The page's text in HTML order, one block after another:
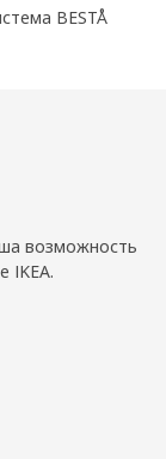
BESTÅ
возможность
IKEA.